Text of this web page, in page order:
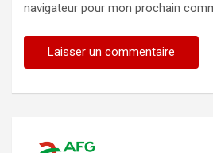
navigateur pour mon prochain